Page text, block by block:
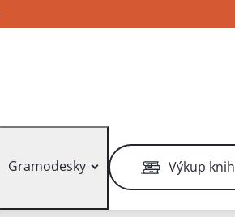
Gramodesky Výkup knih